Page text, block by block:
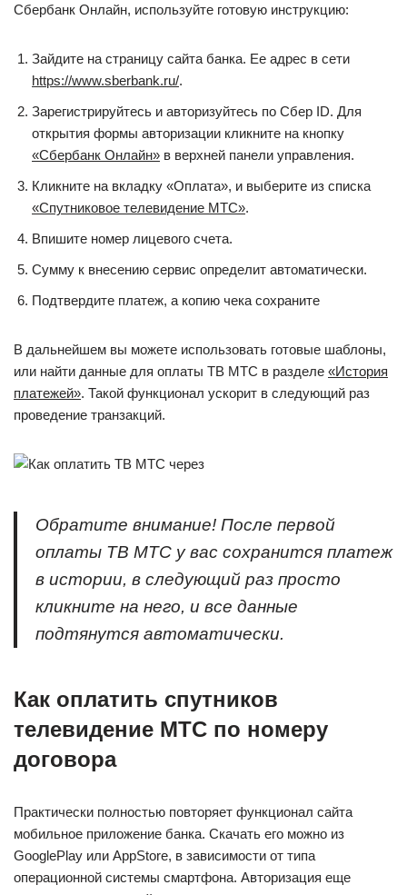
Сбербанк Онлайн, используйте готовую инструкцию:
Зайдите на страницу сайта банка. Ее адрес в сети
https://www.sberbank.ru/.
Зарегистрируйтесь и авторизуйтесь по Сбер ID. Для
открытия формы авторизации кликните на кнопку
«Сбербанк Онлайн» в верхней панели управления.
Кликните на вкладку «Оплата», и выберите из списка
«Спутниковое телевидение МТС».
Впишите номер лицевого счета.
Сумму к внесению сервис определит автоматически.
Подтвердите платеж, а копию чека сохраните
В дальнейшем вы можете использовать готовые шаблоны,
или найти данные для оплаты ТВ МТС в разделе «История
платежей». Такой функционал ускорит в следующий раз
проведение транзакций.
Обратите внимание! После первой
оплаты ТВ МТС у вас сохранится платеж
в истории, в следующий раз просто
кликните на него, и все данные
подтянутся автоматически.
Как оплатить спутников
телевидение МТС по номеру
договора
Практически полностью повторяет функционал сайта
мобильное приложение банка. Скачать его можно из
GooglePlay или AppStore, в зависимости от типа
операционной системы смартфона. Авторизация еще